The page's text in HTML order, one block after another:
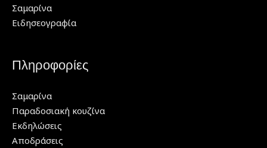
Σαμαρίνα
Ειδησεογραφία
Πληροφορίες
Σαμαρίνα
Παραδοσιακή κουζίνα
Εκδηλώσεις
Αποδράσεις